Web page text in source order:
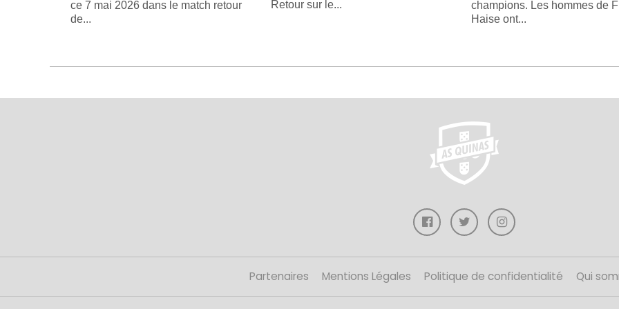
ce 7 mai 2026 dans le match retour
de...
Retour sur le...
champions. Les hommes de
Haise ont...
Partenaires Mentions Légales Politique de confidentialité Qui